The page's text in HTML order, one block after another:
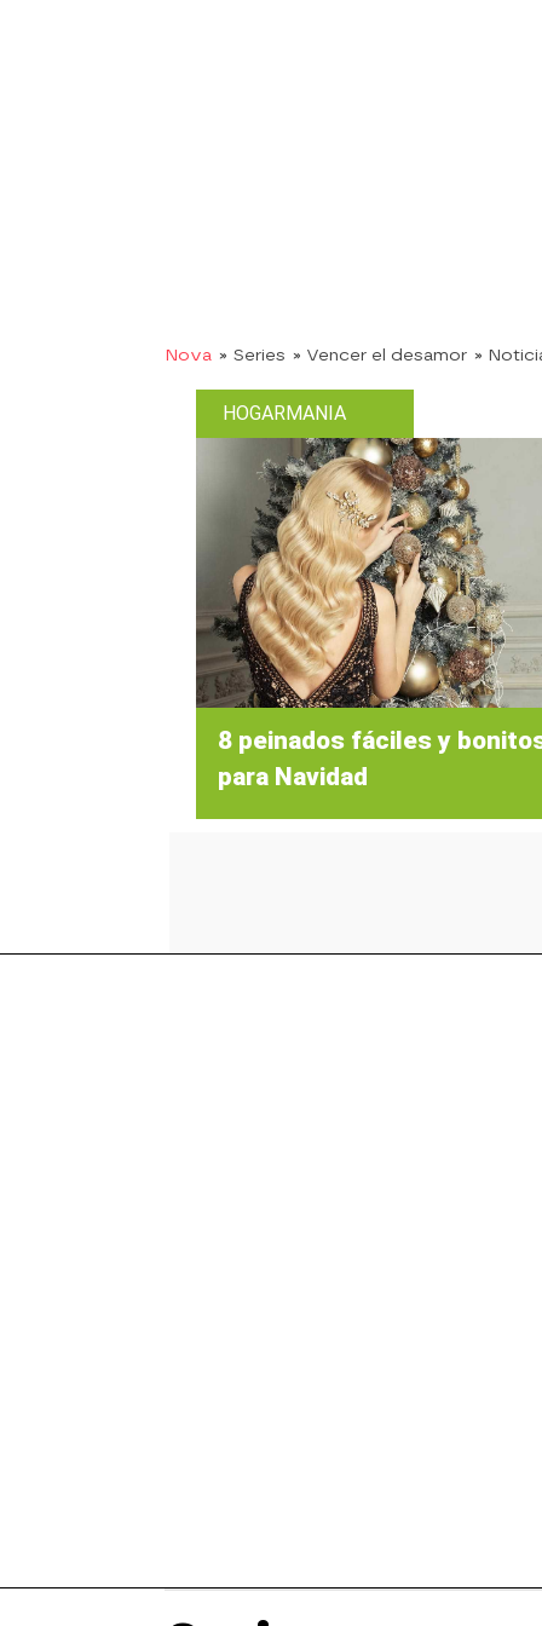
Nova » Series » Vencer el desamor »
HOGARMANIA
8 peinados fáciles y
para Navidad